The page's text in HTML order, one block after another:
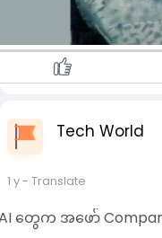
ြစ်သွားလိမ့်မယ်။
နာဂတ်ကို တွေးပူပြီး
က်လျှော့ချင်နေတဲ့စိတ်
ျော့ပါးလာလိမ့်မယ်တဲ့။
Tech World
1 y- Translate
တွေက အဖော်